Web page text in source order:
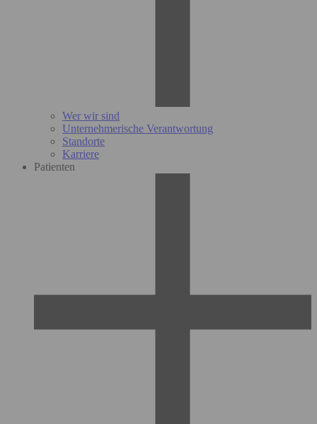
Wer wir sind
Unternehmerische Verantwortung
Standorte
Karriere
Patienten